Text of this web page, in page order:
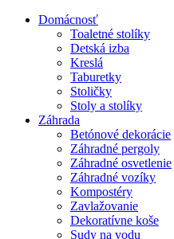
Domácnosť
Toaletné stolíky
Detská izba
Kreslá
Taburetky
Stoličky
Stoly a stolíky
Záhrada
Betónové dekorácie
Záhradné pergoly
Záhradné osvetlenie
Záhradné vozíky
Kompostéry
Zavlažovanie
Dekoratívne koše
Sudy na vodu